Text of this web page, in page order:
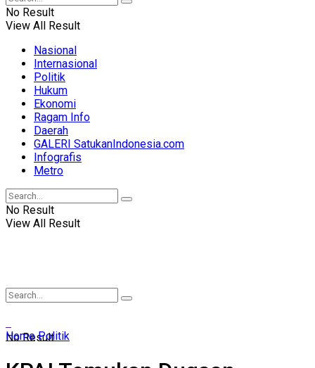
No Result
View All Result
Nasional
Internasional
Politik
Hukum
Ekonomi
Ragam Info
Daerah
GALERI SatukanIndonesia.com
Infografis
Metro
No Result
View All Result
No Result
Home Politik